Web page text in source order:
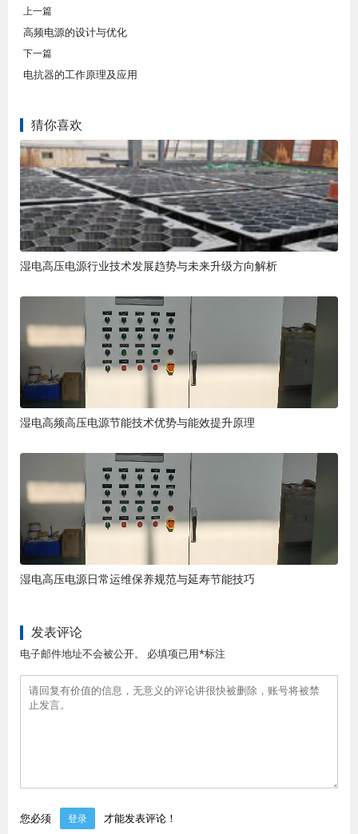
上一篇
高频电源的设计与优化
下一篇
电抗器的工作原理及应用
猜你喜欢
湿电高压电源行业技术发展趋势与未来升级方向解析
湿电高频高压电源节能技术优势与能效提升原理
湿电高压电源日常运维保养规范与延寿节能技巧
发表评论
电子邮件地址不会被公开。 必填项已用*标注
您必须 登录 才能发表评论！